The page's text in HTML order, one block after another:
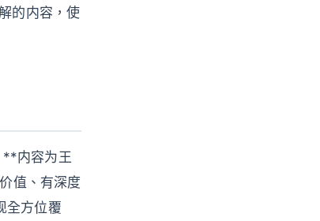
的内容，使
**内容为王
值、有深度
全方位覆